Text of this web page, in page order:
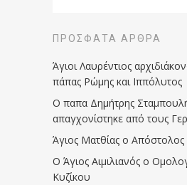
ΠΡΌΣΦΑΤΑ ΆΡΘΡΑ
Άγιοι Λαυρέντιος
πάπας Ρώμης και Ιππόλυτος
Ο παπα Δημήτρης
απαγχονίστηκε από τους
Άγιος Ματθίας ο Απόστολος
Ο Άγιος Αιμιλιανός ο
Κυζίκου